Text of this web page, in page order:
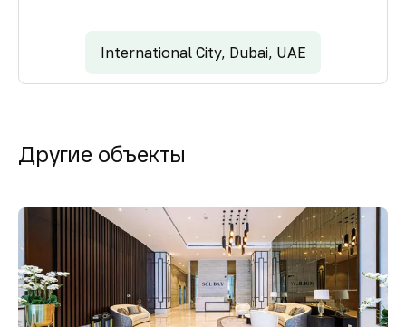
International City, Dubai, UAE
Другие объекты